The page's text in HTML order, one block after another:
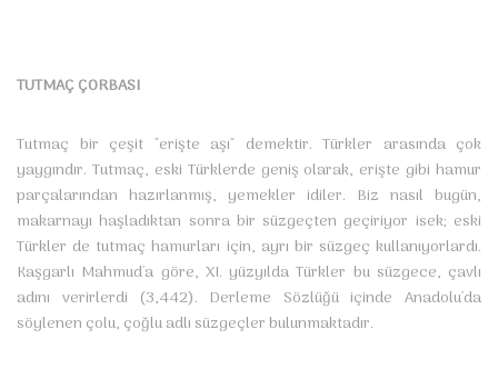
TUTMAÇ ÇORBASI
Tutmaç bir çeşit "erişte aşı" demektir. Türkler arasında çok
yaygındır. Tutmaç, eski Türklerde geniş olarak, erişte gibi hamur
parçalarından hazırlanmış, yemekler idiler. Biz nasıl bugün,
makarnayı haşladıktan sonra bir süzgeçten geçiriyor isek; eski
Türkler de tutmaç hamurları için, ayrı bir süzgeç kullanıyorlardı.
Kaşgarlı Mahmud'a göre, XI. yüzyılda Türkler bu süzgece, çavlı
adını verirlerdi (3,442). Derleme Sözlüğü içinde Anadolu'da
söylenen çolu, çoğlu adlı süzgeçler bulunmaktadır.